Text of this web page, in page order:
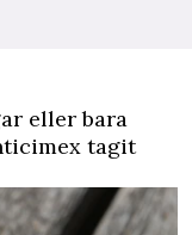
eller bara
tagit